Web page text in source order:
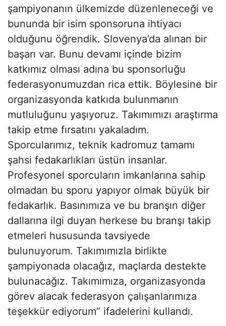
şampiyonanın ülkemizde düzenleneceği ve
bununda bir isim sponsoruna ihtiyacı
olduğunu öğrendik. Slovenya’da alınan bir
başarı var. Bunu devamı içinde bizim
katkımız olması adına bu sponsorluğu
federasyonumuzdan rica ettik. Böylesine bir
organizasyonda katkıda bulunmanın
mutluluğunu yaşıyoruz. Takımımızı araştırma
takip etme fırsatını yakaladım.
Sporcularımız, teknik kadromuz tamamı
şahsi fedakarlıkları üstün insanlar.
Profesyonel sporcuların imkanlarına sahip
olmadan bu sporu yapıyor olmak büyük bir
fedakarlık. Basınımıza ve bu branşın diğer
dallarına ilgi duyan herkese bu branşı takip
etmeleri hususunda tavsiyede
bulunuyorum. Takımımızla birlikte
şampiyonada olacağız, maçlarda destekte
bulunacağız. Takımımıza, organizasyonda
görev alacak federasyon çalışanlarımıza
teşekkür ediyorum” ifadelerini kullandı.